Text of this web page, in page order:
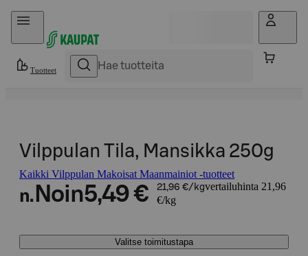
Hyppää sisältöön
Tuotteet
Vilppulan Tila, Mansikka 250g
Kaikki Vilppulan Makoisat Maanmainiot -tuotteet
n. Noin5,49 € 21,96 €/kgvertailuhinta 21,96
€/kg
Valitse toimitustapa